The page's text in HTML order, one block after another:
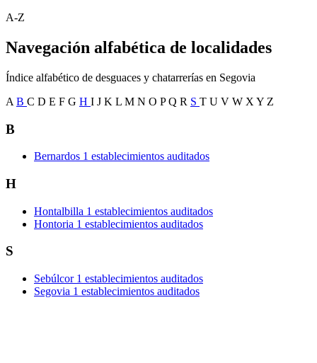
A-Z
Navegación alfabética de localidades
Índice alfabético de desguaces y chatarrerías en Segovia
A B C D E F G H I J K L M N O PQ R S T U V W X Y Z
B
Bernardos 1 establecimientos auditados
H
Hontalbilla 1 establecimientos auditados
Hontoria 1 establecimientos auditados
S
Sebúlcor 1 establecimientos auditados
Segovia 1 establecimientos auditados